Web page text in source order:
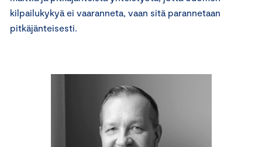
kilpailukykyä ei vaaranneta, vaan sitä parannetaan
pitkäjänteisesti.